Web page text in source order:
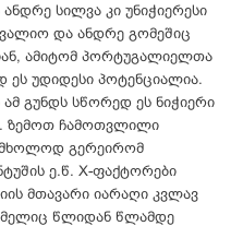
სილვა კი უნიჭიერესი
და ანდრე გომეშიც
ამიტომ პორტუგალიელთა
ეს უდიდესი პოტენციალია.
გუნდს სწორედ ეს ნიჭიერი
ზემოთ ჩამოთვლილი
მხოლოდ გერეირომ
ე.წ. X-ფაქტორები
მთავარი იარაღი კვლავ
წლიდან წლამდე